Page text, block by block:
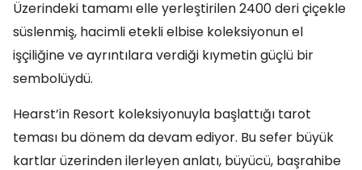
Üzerindeki tamamı elle yerleştirilen 2400 deri çiçekle
süslenmiş, hacimli etekli elbise koleksiyonun el
işçiliğine ve ayrıntılara verdiği kıymetin güçlü bir
sembolüydü.
Hearst’in Resort koleksiyonuyla başlattığı tarot
teması bu dönem da devam ediyor. Bu sefer büyük
kartlar üzerinden ilerleyen anlatı, büyücü, başrahibe